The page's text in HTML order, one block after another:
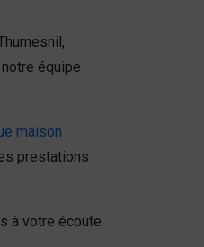
équipe
maison
prestations
à votre écoute